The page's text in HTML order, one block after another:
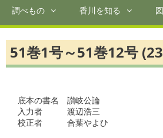
調べもの 香川を知る
51巻1号～51巻12号
底本の書名　讃岐公論
入力者　　　渡辺浩三
校正者　　　合葉やよひ